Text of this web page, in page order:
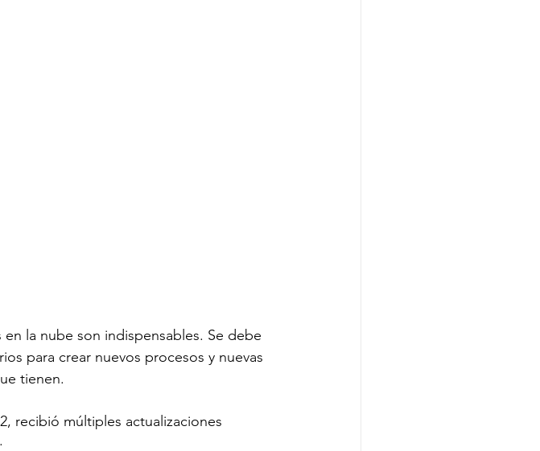
en la nube son indispensables. Se debe
para crear nuevos procesos y nuevas
tienen.
recibió múltiples actualizaciones